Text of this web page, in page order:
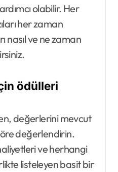
olabilir. Her
her zaman
nasıl ve ne zaman
ödülleri
değerlerini mevcut
değerlendirin.
ve herhangi
listeleyen basit bir